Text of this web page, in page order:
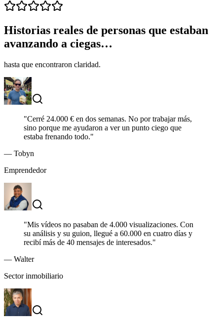
Historias reales de personas que estaban
avanzando a ciegas…
hasta que encontraron claridad.
"Cerré 24.000 € en dos semanas. No por trabajar más,
sino porque me ayudaron a ver un punto ciego que
estaba frenando todo."
— Tobyn
Emprendedor
"Mis vídeos no pasaban de 4.000 visualizaciones. Con
su análisis y su guion, llegué a 60.000 en cuatro días y
recibí más de 40 mensajes de interesados."
— Walter
Sector inmobiliario